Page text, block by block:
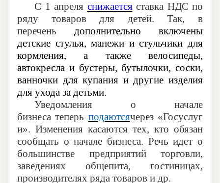
С 1 апреля снижаетсяставка НДС по
ряду товаров для детей. Так, в
перечень дополнительно включены
детские стулья, манежи и стульчики для
кормления, а также велосипеды,
автокресла и бустеры, бутылочки, соски,
ванночки для купания и другие изделия
для ухода за детьми.
Уведомления о начале
бизнеса теперь подаютсячерез «Госуслуг
и». Изменения касаются тех, кто обязан
сообщать о начале бизнеса. Речь идет о
большинстве предприятий торговли,
заведениях общепита, гостиницах,
производителях ряда товаров и др.